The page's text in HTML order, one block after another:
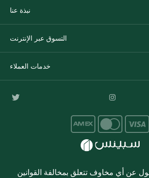
نبذة عنا
التسوق عبر الإنترنت
خدمات العملاء
عن أي مخاوف تتعلق بمخالفة القوانين